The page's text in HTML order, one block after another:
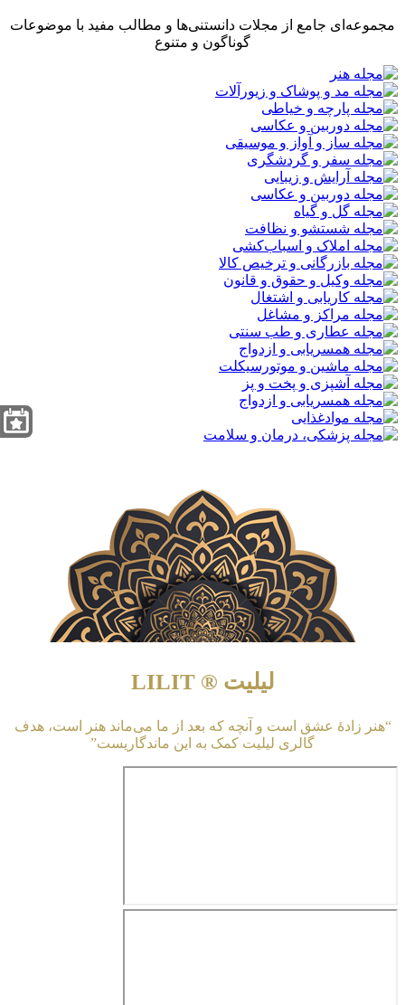
مجموعه‌ای جامع از مجلات دانستنی‌ها و مطالب مفید با موضوعات
گوناگون و متنوع
لیلیت ® LILIT
“هنر زادهٔ عشق است و آنچه که بعد از ما می‌ماند هنر است، هدف
گالری لیلیت کمک به این ماندگاریست”